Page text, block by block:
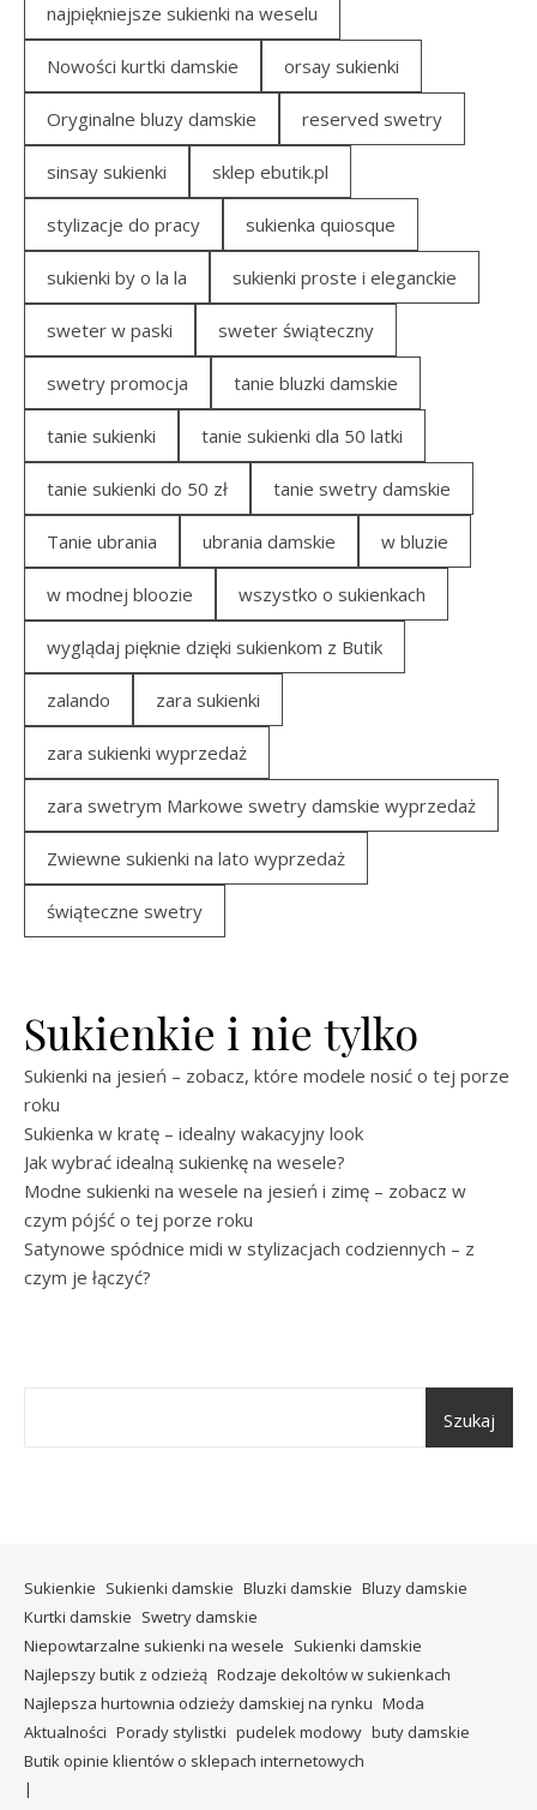
najpiękniejsze sukienki na weselu
Nowości kurtki damskie orsay sukienki
Oryginalne bluzy damskie reserved swetry
sinsay sukienki sklep ebutik.pl
stylizacje do pracy sukienka quiosque
sukienki by o la la sukienki proste i eleganckie
sweter w paski sweter świąteczny
swetry promocja tanie bluzki damskie
tanie sukienki tanie sukienki dla 50 latki
tanie sukienki do 50 zł tanie swetry damskie
Tanie ubrania ubrania damskie w bluzie
w modnej bloozie wszystko o sukienkach
wyglądaj pięknie dzięki sukienkom z Butik
zalando zara sukienki
zara sukienki wyprzedaż
zara swetrym Markowe swetry damskie wyprzedaż
Zwiewne sukienki na lato wyprzedaż
świąteczne swetry
Sukienkie i nie tylko
Sukienki na jesień – zobacz, które modele nosić o tej porze
roku
Sukienka w kratę – idealny wakacyjny look
Jak wybrać idealną sukienkę na wesele?
Modne sukienki na wesele na jesień i zimę – zobacz w
czym pójść o tej porze roku
Satynowe spódnice midi w stylizacjach codziennych – z
czym je łączyć?
Szukaj
Sukienkie Sukienki damskie Bluzki damskie Bluzy damskie
Kurtki damskie Swetry damskie
Niepowtarzalne sukienki na wesele Sukienki damskie
Najlepszy butik z odzieżą Rodzaje dekoltów w sukienkach
Najlepsza hurtownia odzieży damskiej na rynku Moda
Aktualności Porady stylistki pudelek modowy buty damskie
Butik opinie klientów o sklepach internetowych